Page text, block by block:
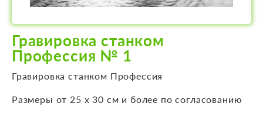
Гравировка станком
Профессия № 1
Гравировка станком Профессия
Размеры от 25 х 30 см и более по согласованию